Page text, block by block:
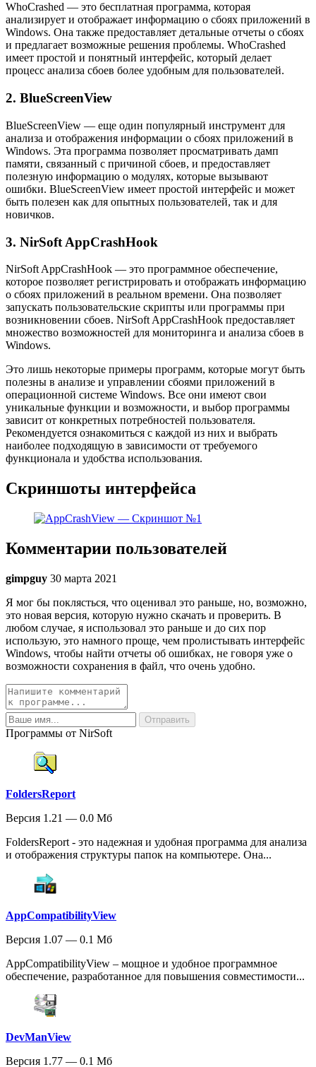
WhoCrashed — это бесплатная программа, которая
анализирует и отображает информацию о сбоях приложений в
Windows. Она также предоставляет детальные отчеты о сбоях
и предлагает возможные решения проблемы. WhoCrashed
имеет простой и понятный интерфейс, который делает
процесс анализа сбоев более удобным для пользователей.
2. BlueScreenView
BlueScreenView — еще один популярный инструмент для
анализа и отображения информации о сбоях приложений в
Windows. Эта программа позволяет просматривать дамп
памяти, связанный с причиной сбоев, и предоставляет
полезную информацию о модулях, которые вызывают
ошибки. BlueScreenView имеет простой интерфейс и может
быть полезен как для опытных пользователей, так и для
новичков.
3. NirSoft AppCrashHook
NirSoft AppCrashHook — это программное обеспечение,
которое позволяет регистрировать и отображать информацию
о сбоях приложений в реальном времени. Она позволяет
запускать пользовательские скрипты или программы при
возникновении сбоев. NirSoft AppCrashHook предоставляет
множество возможностей для мониторинга и анализа сбоев в
Windows.
Это лишь некоторые примеры программ, которые могут быть
полезны в анализе и управлении сбоями приложений в
операционной системе Windows. Все они имеют свои
уникальные функции и возможности, и выбор программы
зависит от конкретных потребностей пользователя.
Рекомендуется ознакомиться с каждой из них и выбрать
наиболее подходящую в зависимости от требуемого
функционала и удобства использования.
Скриншоты интерфейса
Комментарии пользователей
gimpguy 30 марта 2021
Я мог бы поклясться, что оценивал это раньше, но, возможно,
это новая версия, которую нужно скачать и проверить. В
любом случае, я использовал это раньше и до сих пор
использую, это намного проще, чем пролистывать интерфейс
Windows, чтобы найти отчеты об ошибках, не говоря уже о
возможности сохранения в файл, что очень удобно.
Программы от NirSoft
FoldersReport
Версия 1.21 — 0.0 Мб
FoldersReport - это надежная и удобная программа для анализа
и отображения структуры папок на компьютере. Она...
AppCompatibilityView
Версия 1.07 — 0.1 Мб
AppCompatibilityView – мощное и удобное программное
обеспечение, разработанное для повышения совместимости...
DevManView
Версия 1.77 — 0.1 Мб